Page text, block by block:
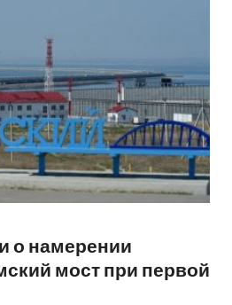
о намерении
мост при первой